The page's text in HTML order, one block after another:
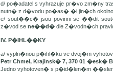
d/ po�adatel s vyhrazuje pr�vo zm�ny
nutn� z d�vodu po�as� �i jin�ch
e/ sout��c� jsou povinni se ��dit
z�vod se ne��d� dle Z�vodn�ch
IV. P�IHL��KY
a/ vypln�nou p�ihl�ku ve dvoj�m
Petr Chmel, Krajinsk� 7, 370 01 �esk�
Jedno vyhotoven� s p�id�len�m